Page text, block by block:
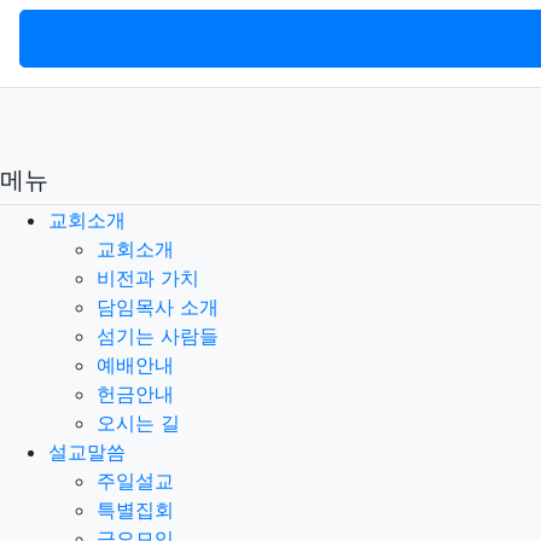
메뉴
교회소개
교회소개
비전과 가치
담임목사 소개
섬기는 사람들
예배안내
헌금안내
오시는 길
설교말씀
주일설교
특별집회